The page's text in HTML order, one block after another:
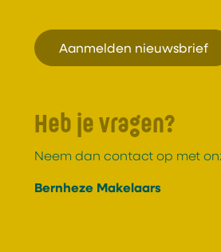
Aanmelden nieuwsbrief
Heb je vragen?
Neem dan contact op met
Bernheze Makelaars